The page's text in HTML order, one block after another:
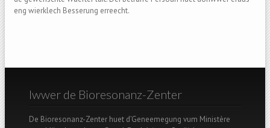
eng wierklech Besserung erreecht.
Iwwer de Bioresonanz-Zenter
De Bioresonanz-Zenter huet d’Geneemegung vum Ministère